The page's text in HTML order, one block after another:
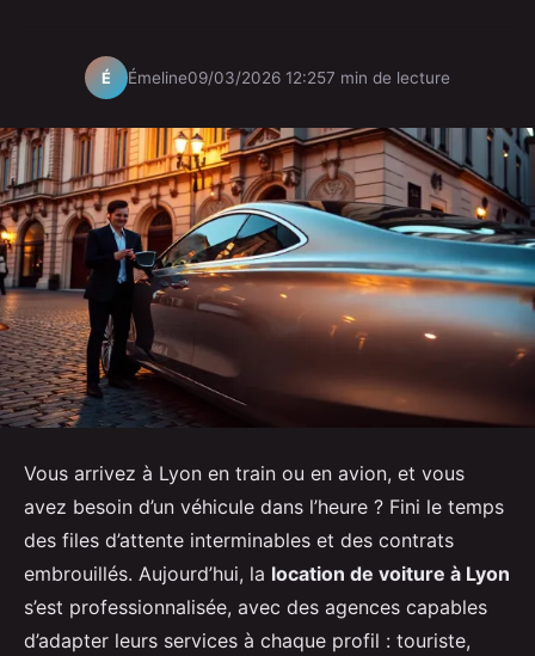
É Émeline09/03/2026 12:257 min de lecture
Vous arrivez à Lyon en train ou en avion, et vous
avez besoin d’un véhicule dans l’heure ? Fini le temps
des files d’attente interminables et des contrats
embrouillés. Aujourd’hui, la location de voiture à Lyon
s’est professionnalisée, avec des agences capables
d’adapter leurs services à chaque profil : touriste,